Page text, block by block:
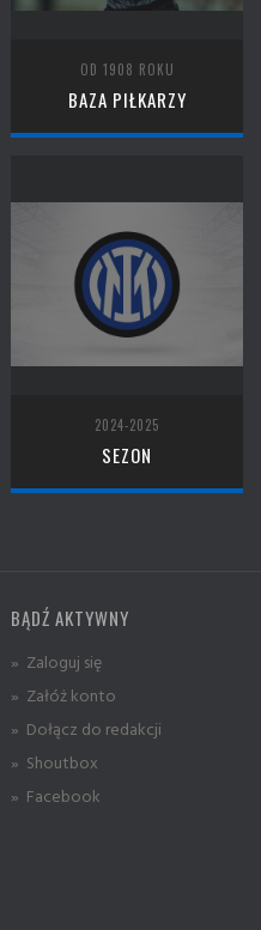
OD 1908 ROKU
BAZA PIŁKARZY
2024-2025
SEZON
BĄDŹ AKTYWNY
» Zaloguj się
» Załóż konto
» Dołącz do redakcji
» Shoutbox
» Facebook